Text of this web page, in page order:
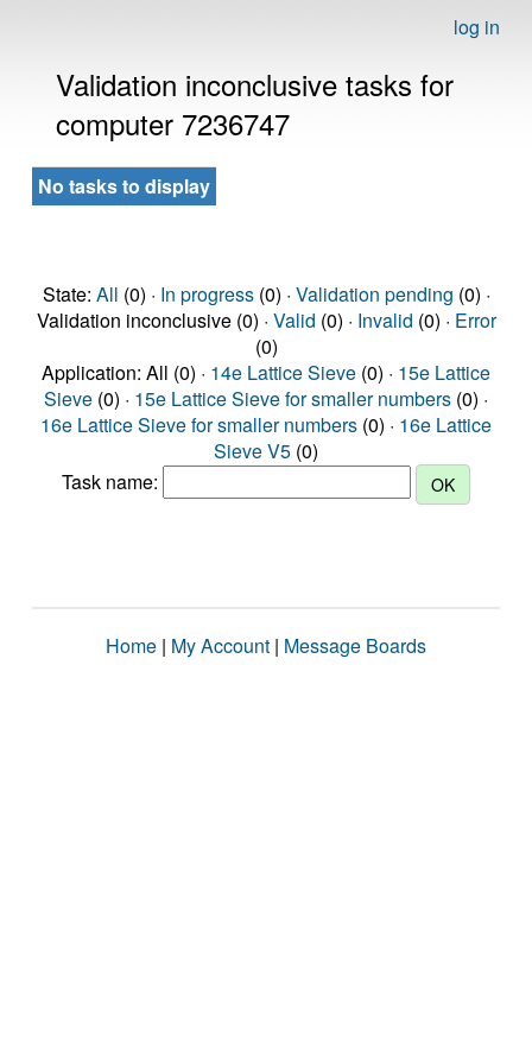
log in
Validation inconclusive tasks for
computer 7236747
No tasks to display
State: All (0) · In progress(0) · Validation pending (0) ·
Validation inconclusive (0) · Valid (0) · Invalid (0) · Error
(0)
Application: All (0) · 14e Lattice Sieve (0) · 15e Lattice
Sieve (0) · 15e Lattice Sieve for smaller numbers (0) ·
16e Lattice Sieve for smaller numbers (0) · 16e Lattice
Sieve V5 (0)
Task name:
Home | My Account | Message Boards